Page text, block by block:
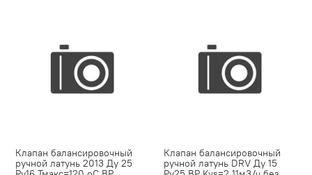
Клапан балансировочный
ручной латунь 2013 Ду 25
Клапан балансировочный
ручной латунь DRV Ду 15